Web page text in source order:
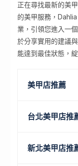
正在尋找最新的美
的美甲服務，
業，引領您進入一
於分享實用的建議
能達到最佳狀態，
美甲店推薦
台北美甲店推
新北美甲店推